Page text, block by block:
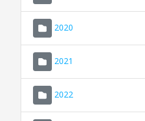
2020
2021
2022